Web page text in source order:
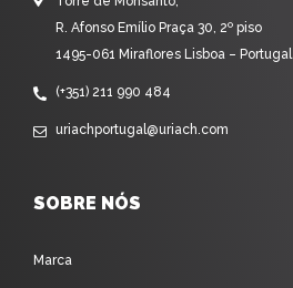
R. Afonso Emílio Praça 30, 2º piso
1495-061 Miraflores Lisboa – Portugal
(+351) 211 990 484
uriachportugal@uriach.com
SOBRE NÓS
Marca